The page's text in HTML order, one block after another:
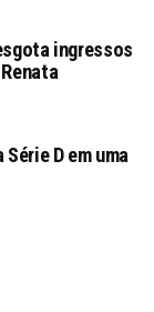
ingressos
D em uma